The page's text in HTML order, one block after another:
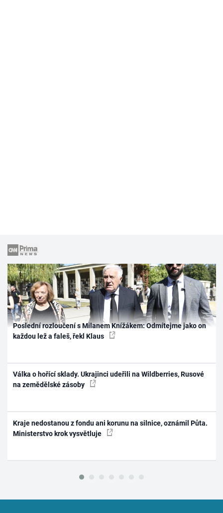
Poslední rozloučení s Milanem Knížákem: Odmítejme jako on
každou lež a faleš, řekl Klaus
Válka o hořící sklady. Ukrajinci udeřili na Wildberries, Rusové
na zemědělské zásoby
Kraje nedostanou z fondu ani korunu na silnice, oznámil Půta.
Ministerstvo krok vysvětluje